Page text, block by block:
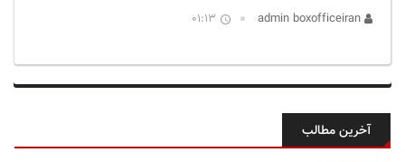
01:13
آخرین مطالب